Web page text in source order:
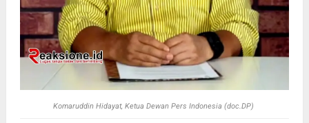
Komaruddin Hidayat, Ketua Dewan Pers Indonesia (doc.DP)